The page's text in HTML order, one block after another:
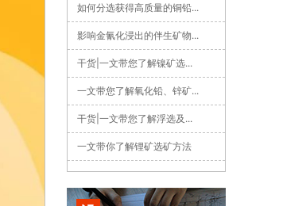
如何分选获得高质量的铜铅...
影响金氰化浸出的伴生矿物...
干货|一文带您了解镍矿选...
一文带您了解氧化铅、锌矿...
干货|一文带您了解浮选及...
一文带你了解锂矿选矿方法